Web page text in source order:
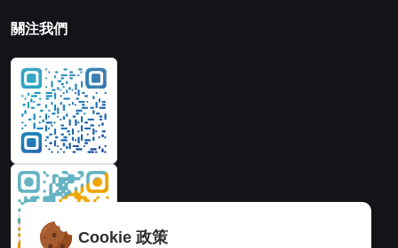
關注我們
Cookie 政策